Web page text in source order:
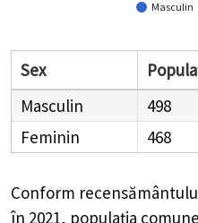
Conform recensământului
persoane de sex
totalul populației și468
reprezintă48.45% din
Distribuția